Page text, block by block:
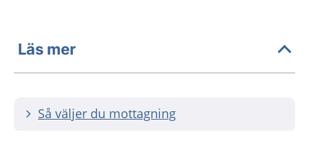
Läs mer
Så väljer du mottagning